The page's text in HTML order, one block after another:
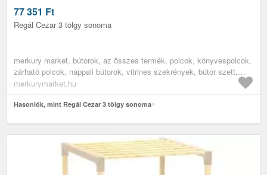
77 351 Ft
Regál Cezar 3 tölgy sonoma
merkury market, bútorok, az összes termék, polcok, könyvespolcok,
zárható polcok, nappali bútorok, vitrines szekrények, bútor szett,
irodabútorok, irodai polcok, könyves polcok
merkurymarket.hu
Hasonlók, mint Regál Cezar 3 tölgy sonoma